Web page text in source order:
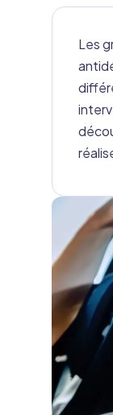
Les